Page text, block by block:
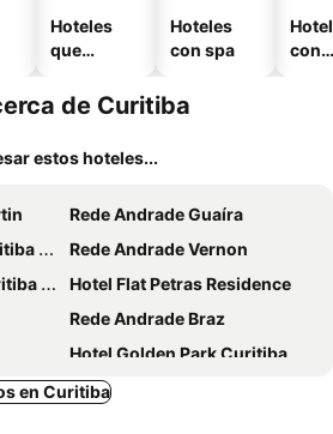
Hoteles
que
mascotas
Hoteles
con spa
con
de Curitiba
estos hoteles...
Rede Andrade Guaíra
Rede Andrade Vernon
Inn
Hotel Flat Petras Residence
Rede Andrade Braz
Hotel Golden Park Curitiba By Nacional Inn
Master Curitiba Hotel - 1,6 km do Estádio Couto Pereira - Show
en Curitiba